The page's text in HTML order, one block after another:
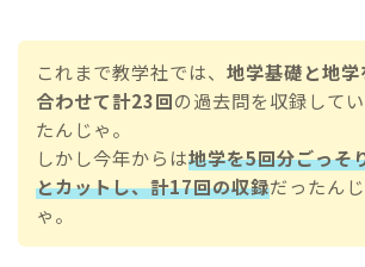
これまで教学社では、 地学基礎と地学
合わせて計23回の過去問を収録してい
たんじゃ。
しかし今年からは地学を5回分ごっそ
とカットし、計17回の収録だったんじ
ゃ。